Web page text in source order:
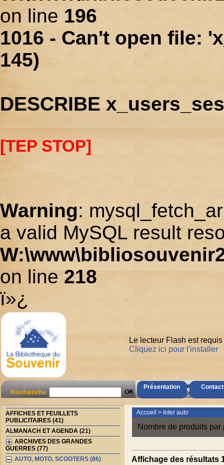
on line 196
1016 - Can't open file:
145)
DESCRIBE
[TEP STOP]
Warning:
a valid MySQL result
on line 218
ï»¿
Présentation
Le lecteur Flash est
Cliquez ici pour l'installer
Recherche
AccÃ¨s Client
Mot de passe oubliÃ© ?
AFFICHES ET FEUILLETS
PUBLICITAIRES (41)
ALMANACH ET AGENDA (21)
ARCHIVES DES GRANDES
GUERRES (77)
AUTO, MOTO, SCOOTERS (86)
Accueil > Inter auto
Nombre de produits par
Affichage des résultats